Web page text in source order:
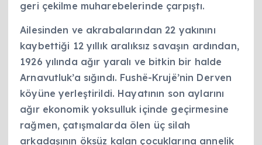
geri çekilme muharebelerinde çarpıştı.
Ailesinden ve akrabalarından 22 yakınını
kaybettiği 12 yıllık aralıksız savaşın ardından,
1926 yılında ağır yaralı ve bitkin bir halde
Arnavutluk’a sığındı. Fushë-Krujë’nin Derven
köyüne yerleştirildi. Hayatının son aylarını
ağır ekonomik yoksulluk içinde geçirmesine
rağmen, çatışmalarda ölen üç silah
arkadaşının öksüz kalan çocuklarına annelik